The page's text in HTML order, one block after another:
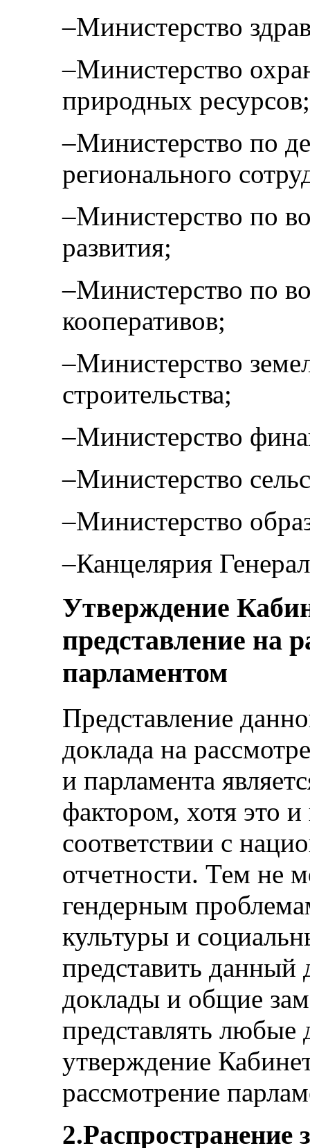
–Министерство
–Министерство
природных ресурсов;
–Министерство по
регионального
–Министерство по
развития;
–Министерство по
кооперативов;
–Министерство
строительства;
–Министерство
–Министерство
–Министерство
–Канцелярия
Утверждение
представление на
парламентом
Представление
доклада на
и парламента
фактором, хотя это и
соответствии с
отчетности. Тем не
гендерным
культуры и
представить
доклады и общие
представлять
утверждение
рассмотрение